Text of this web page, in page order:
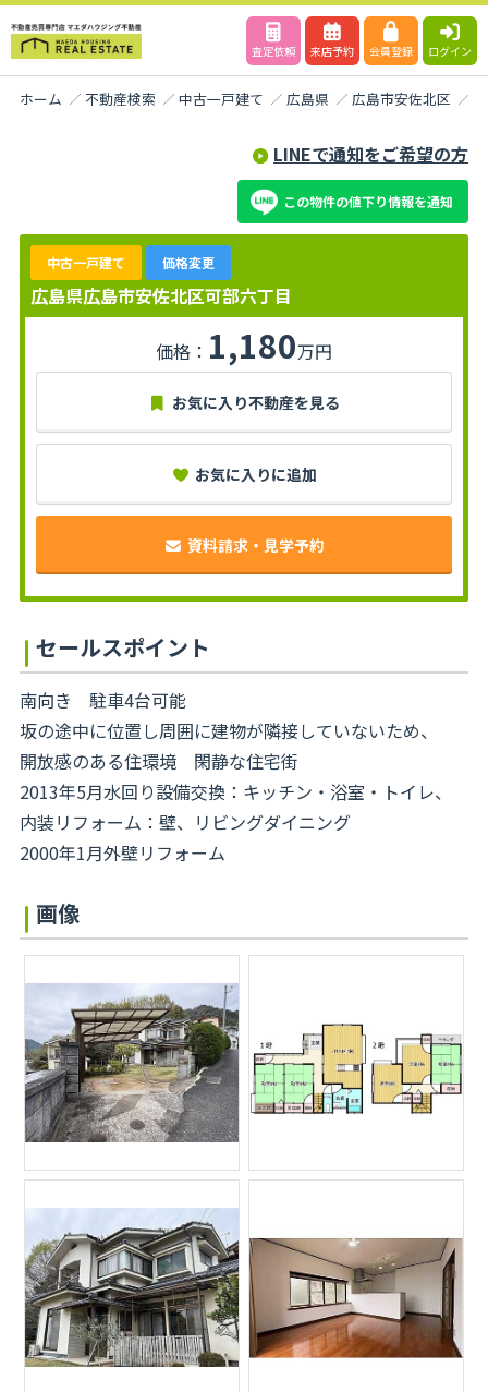
査定依頼 来店予約 会員登録 ログイン
ホーム 不動産検索 中古一戸建て 広島県 広島市安佐北区
LINEで通知をご希望の方
この物件の値下り情報を通知
中古一戸建て 価格変更
広島県広島市安佐北区可部六丁目
価格： 1,180万円
お気に入り不動産を見る
お気に入りに追加
資料請求・見学予約
セールスポイント
南向き 駐車4台可能
坂の途中に位置し周囲に建物が隣接していないため、
開放感のある住環境 閑静な住宅街
2013年5月水回り設備交換：キッチン・浴室・トイレ、
内装リフォーム：壁、リビングダイニング
2000年1月外壁リフォーム
画像